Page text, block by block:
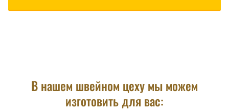
В нашем швейном цеху мы можем
изготовить для вас: